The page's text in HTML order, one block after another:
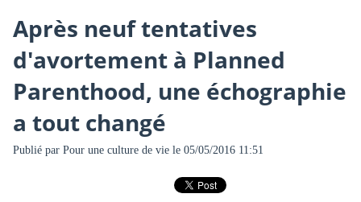
Après neuf tentatives
d'avortement à Planned
Parenthood, une échographie
a tout changé
Publié par Pour une culture de viele 05/05/2016 11:51